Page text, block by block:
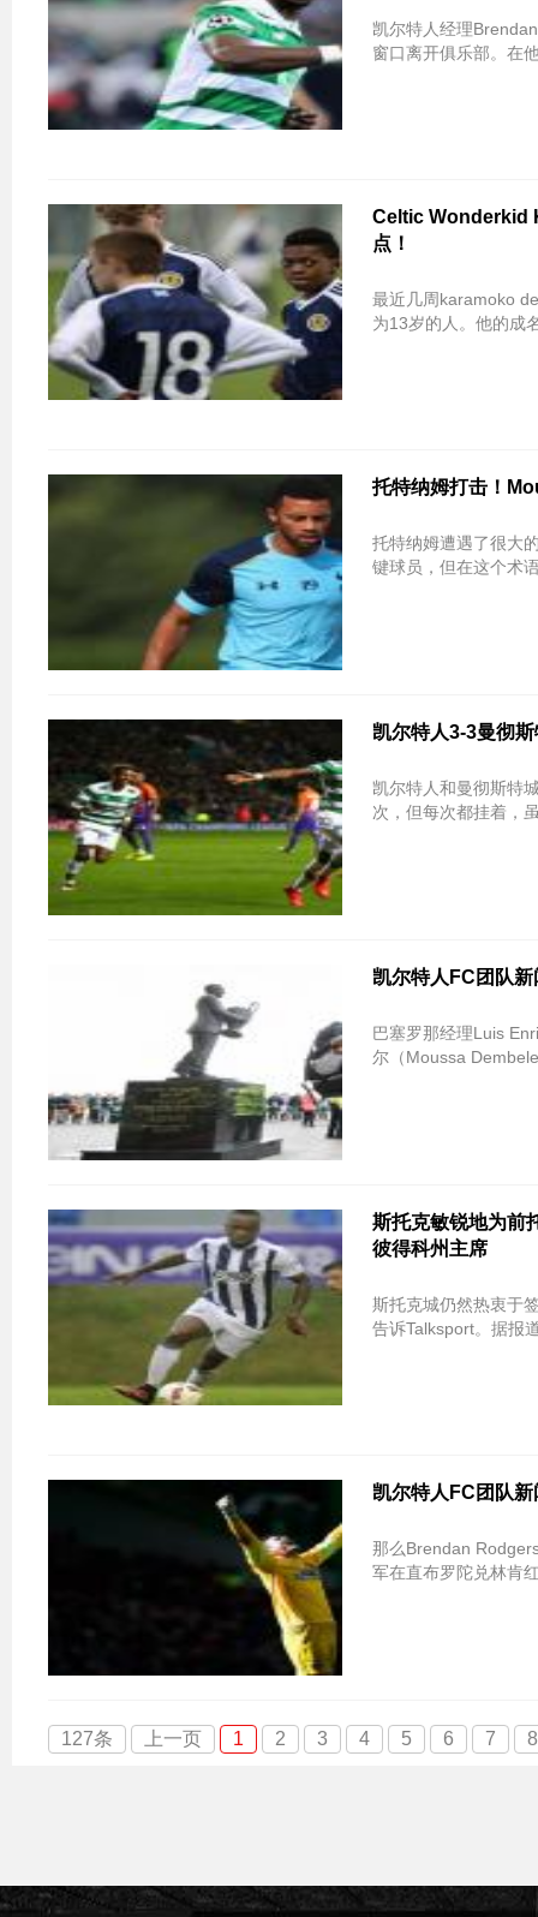
凯尔特人经理
窗口离开俱乐部。在
Celtic Wonderkid
点！
最近几周karamoko
为13岁的人。他的成
托特纳姆打击！
托特纳姆遭遇了很大
键球员，但在这个术
凯尔特人3-3曼彻
凯尔特人和曼彻斯特
次，但每次都挂着，
凯尔特人FC团队
巴塞罗那经理Luis
尔（Moussa
斯托克敏锐地为前
彼得科州主席
斯托克城仍然热衷于
告诉Talksport。据报
凯尔特人FC团队
那么Brendan
军在直布罗陀兑林肯
127条 上一页 1 2 3 4 5 6 7 8